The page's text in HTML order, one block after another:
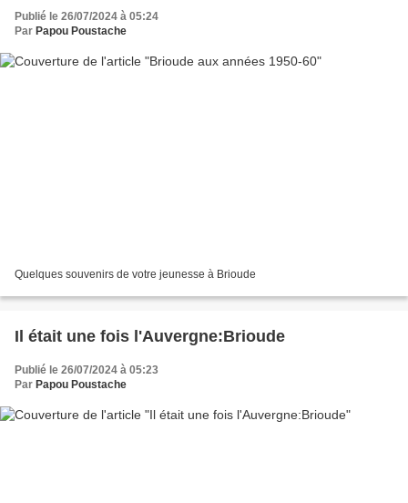
Publié le 26/07/2024 à 05:24
Par Papou Poustache
Quelques souvenirs de votre jeunesse à Brioude
Il était une fois l'Auvergne:Brioude
Publié le 26/07/2024 à 05:23
Par Papou Poustache